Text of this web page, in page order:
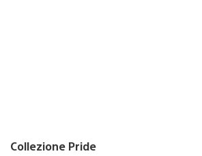
Collezione Pride